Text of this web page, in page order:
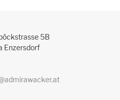
5B
Enzersdorf